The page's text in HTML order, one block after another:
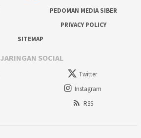
PEDOMAN MEDIA SIBER
PRIVACY POLICY
SITEMAP
JARINGAN SOCIAL
Twitter
Instagram
RSS